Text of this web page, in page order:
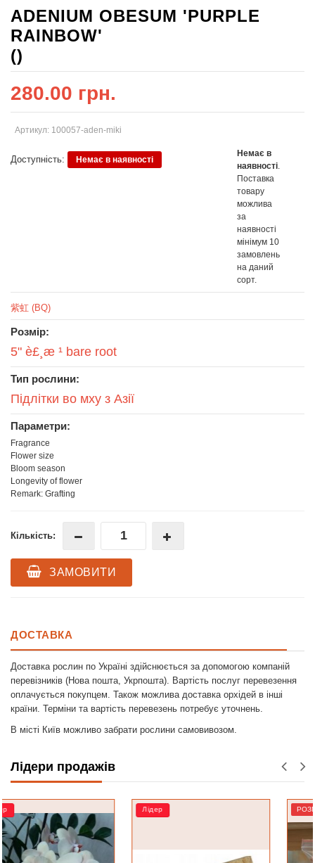
ADENIUM OBESUM 'PURPLE
RAINBOW'
()
280.00 грн.
Артикул: 100057-aden-miki
Доступність: Немає в наявності
Немає в
наявності
Поставка
товару
можлива
за
наявності
мінімум 10
замовлень
на даний
сорт.
紫虹 (BQ)
Розмір:
5" è£¸æ ¹ bare root
Тип рослини:
Підлітки во мху з Азії
Параметри:
Fragrance
Flower size
Bloom season
Longevity of flower
Remark: Grafting
Кількість:
ЗАМОВИТИ
ДОСТАВКА
Доставка рослин по Україні здійснюється за допомогою компаній
перевізників (Нова пошта, Укрпошта). Вартість послуг перевезення
оплачується покупцем. Також можлива доставка орхідей в інші
країни. Терміни та вартість перевезень потребує уточнень.
В місті Київ можливо забрати рослини самовивозом.
Лідери продажів